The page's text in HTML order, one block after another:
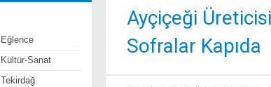
Eğlence
Kültür-Sanat
Tekirdağ
Ayçiçeği
Sofralar Kapıda